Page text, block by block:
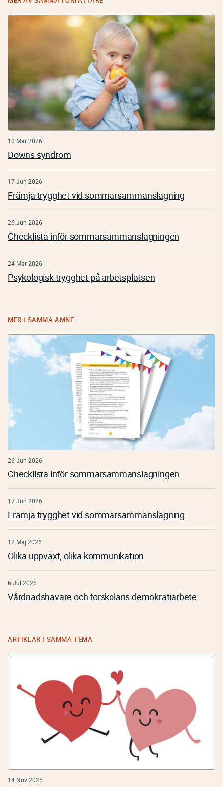
10 Mar 2026
Downs syndrom
17 Jun 2026
Främja trygghet vid sommarsammanslagning
26 Jun 2026
Checklista inför sommarsammanslagningen
24 Mar 2026
Psykologisk trygghet på arbetsplatsen
MER I SAMMA ÄMNE
26 Jun 2026
Checklista inför sommarsammanslagningen
17 Jun 2026
Främja trygghet vid sommarsammanslagning
12 Maj 2026
Olika uppväxt, olika kommunikation
6 Jul 2026
Vårdnadshavare och förskolans demokratiarbete
ARTIKLAR I SAMMA TEMA
14 Nov 2025